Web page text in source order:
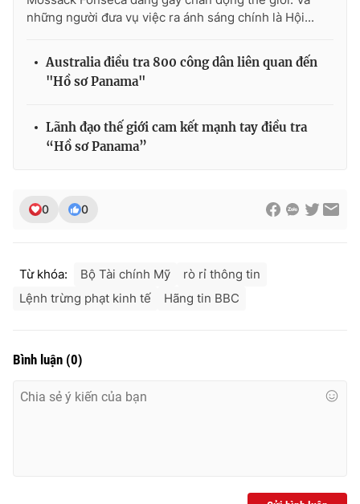
Ðiện thoại Thời báo VTV:024.66 897 897
Liên hệ quảng cáo: 024-7300.7108
® Cấm sao chép dưới mọi hình thức nếu không có sự chấp
thuận bằng văn bản. Ghi rõ nguồn VTV.vn khi phát hành lại
những người đưa vụ việc ra ánh sáng chính là Hội...
Australia điều tra 800 công dân liên quan đến
"Hồ sơ Panama"
Lãnh đạo thế giới cam kết mạnh tay điều tra
“Hồ sơ Panama”
0 0
Từ khóa: Bộ Tài chính Mỹ
rò rỉ thông tin
Lệnh trừng phạt kinh tế
Hãng tin BBC
Bình luận (0)